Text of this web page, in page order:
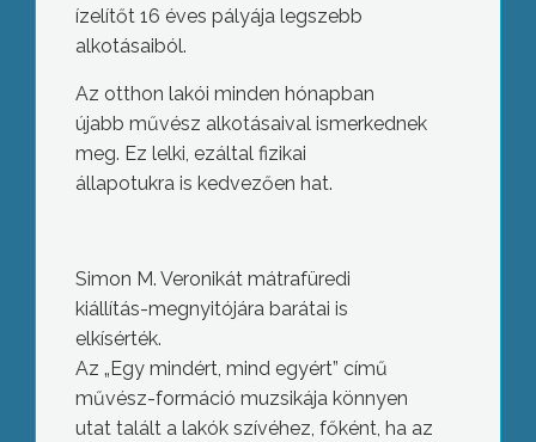
ízelítőt 16 éves pályája legszebb
alkotásaiból.
Az otthon lakói minden hónapban
újabb művész alkotásaival ismerkednek
meg. Ez lelki, ezáltal fizikai
állapotukra is kedvezően hat.
Simon M. Veronikát mátrafüredi
kiállítás-megnyitójára barátai is
elkísérték.
Az „Egy mindért, mind egyért” című
művész-formáció muzsikája könnyen
utat talált a lakók szívéhez, főként, ha az